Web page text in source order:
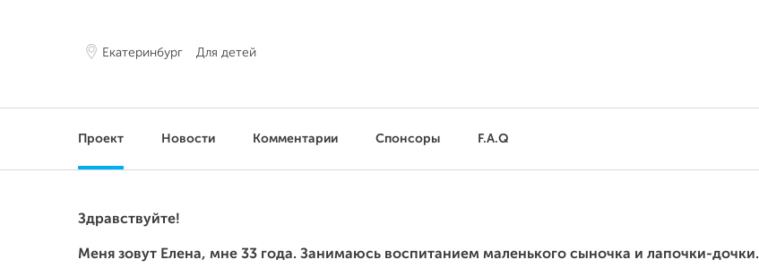
Екатеринбург Для детей
Проект Новости Комментарии Спонсоры F.A.Q
Здравствуйте!
Меня зовут Елена, мне 33 года. Занимаюсь воспитанием маленького сыночка и лапочки-дочки.